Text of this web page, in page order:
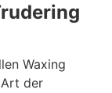
Waxing
der